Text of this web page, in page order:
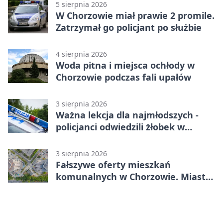
5 sierpnia 2026
W Chorzowie miał prawie 2 promile.
Zatrzymał go policjant po służbie
4 sierpnia 2026
Woda pitna i miejsca ochłody w
Chorzowie podczas fali upałów
3 sierpnia 2026
Ważna lekcja dla najmłodszych -
policjanci odwiedzili żłobek w
3 sierpnia 2026
Fałszywe oferty mieszkań
komunalnych w Chorzowie. Miasto